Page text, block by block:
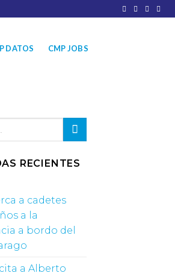
DATOS CMP JOBS
RECIENTES
a cadetes
a la
a bordo del
a Alberto